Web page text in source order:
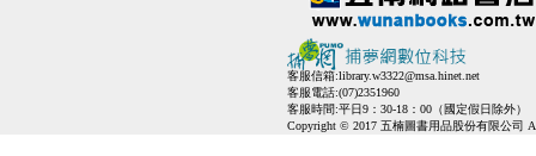
客服信箱:library.w3322@msa.hinet.net
客服電話:(07)2351960
客服時間:平日9：30-18：00（國定假日除外）
Copyright © 2017 五楠圖書用品股份有限公司